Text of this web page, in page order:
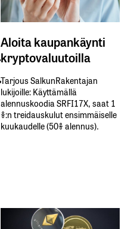
Aloita kaupankäynti
kryptovaluutoilla
Tarjous SalkunRakentajan
lukijoille: Käyttämällä​ ​
alennuskoodia​ ​SRFI17X,​ ​saat​ ​1
%:n treidauskulut​ ​ensimmäiselle​ ​
kuukaudelle​ ​(50%​ ​alennus).